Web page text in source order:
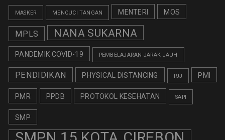
MASKER MENCUCI TANGAN MENTERI MOS
MPLS NANA SUKARNA
PANDEMIK COVID-19 PEMBELAJARAN JARAK JAUH
PENDIDIKAN PHYSICAL DISTANCING PJJ PMI
PMR PPDB PROTOKOL KESEHATAN SAPI
SMP